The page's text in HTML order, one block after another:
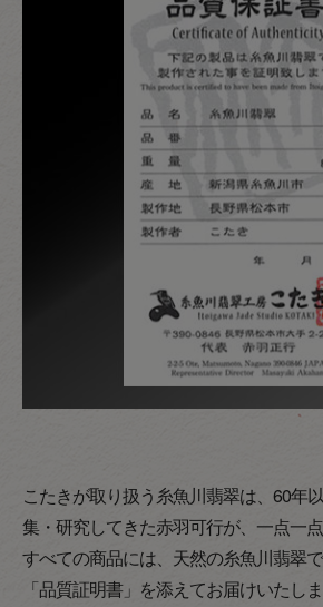
こたきが取り扱う糸魚川翡翠は、60年
集・研究してきた赤羽可行が、一点一
すべての商品には、天然の糸魚川翡翠
「品質証明書」を添えてお届けいたしま